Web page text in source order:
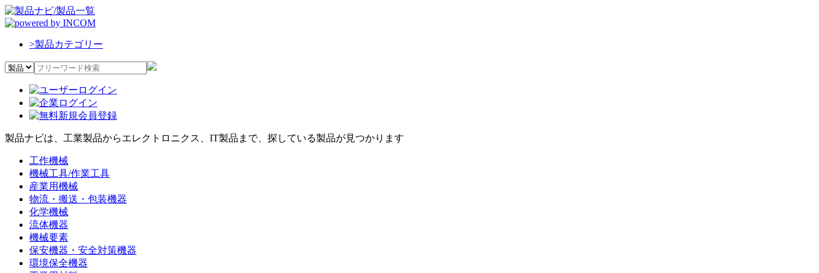
>製品カテゴリー
製品ナビは、工業製品からエレクトロニクス、IT製品まで、探している製品が見つかります
工作機械
機械工具/作業工具
産業用機械
物流・搬送・包装機器
化学機械
流体機器
機械要素
保安機器・安全対策機器
環境保全機器